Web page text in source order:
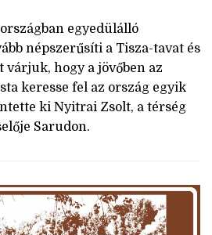
egyedülálló
népszerűsíti a Tisza-tavat és
várjuk, hogy a jövőben az
keresse fel az ország egyik
ki Nyitrai Zsolt, a térség
Sarudon.